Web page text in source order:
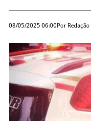
08/05/2025 06:00Por Redação